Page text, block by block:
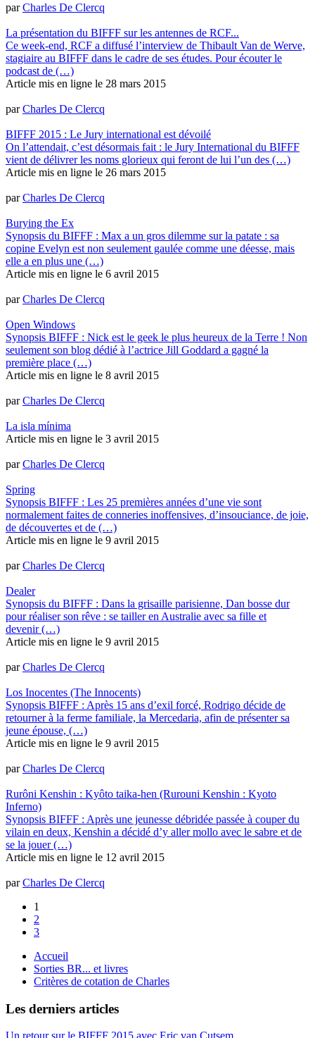
parCharles De Clercq
La présentation du BIFFF sur les antennes de RCF...
Ce week-end, RCF a diffusé l’interview de Thibault Van de Werve,
stagiaire au BIFFF dans le cadre de ses études. Pour écouter le
podcast de (…)
Article mis en ligne le 28 mars 2015
parCharles De Clercq
BIFFF 2015 : Le Jury international est dévoilé
On l’attendait, c’est désormais fait : le Jury International du BIFFF
vient de délivrer les noms glorieux qui feront de lui l’un des (…)
Article mis en ligne le 26 mars 2015
parCharles De Clercq
Burying the Ex
Synopsis du BIFFF : Max a un gros dilemme sur la patate : sa
copine Evelyn est non seulement gaulée comme une déesse, mais
elle a en plus une (…)
Article mis en ligne le 6 avril 2015
parCharles De Clercq
Open Windows
Synopsis BIFFF : Nick est le geek le plus heureux de la Terre ! Non
seulement son blog dédié à l’actrice Jill Goddard a gagné la
première place (…)
Article mis en ligne le 8 avril 2015
parCharles De Clercq
La isla mínima
Article mis en ligne le 3 avril 2015
parCharles De Clercq
Spring
Synopsis BIFFF : Les 25 premières années d’une vie sont
normalement faites de conneries inoffensives, d’insouciance, de joie,
de découvertes et de (…)
Article mis en ligne le 9 avril 2015
parCharles De Clercq
Dealer
Synopsis du BIFFF : Dans la grisaille parisienne, Dan bosse dur
pour réaliser son rêve : se tailler en Australie avec sa fille et
devenir (…)
Article mis en ligne le 9 avril 2015
parCharles De Clercq
Los Inocentes (The Innocents)
Synopsis BIFFF : Après 15 ans d’exil forcé, Rodrigo décide de
retourner à la ferme familiale, la Mercedaria, afin de présenter sa
jeune épouse, (…)
Article mis en ligne le 9 avril 2015
parCharles De Clercq
Rurôni Kenshin : Kyôto taika-hen (Rurouni Kenshin : Kyoto
Inferno)
Synopsis BIFFF : Après une jeunesse débridée passée à couper du
vilain en deux, Kenshin a décidé d’y aller mollo avec le sabre et de
se la jouer (…)
Article mis en ligne le 12 avril 2015
parCharles De Clercq
1
2
3
Accueil
Sorties BR... et livres
Critères de cotation de Charles
Les derniers articles